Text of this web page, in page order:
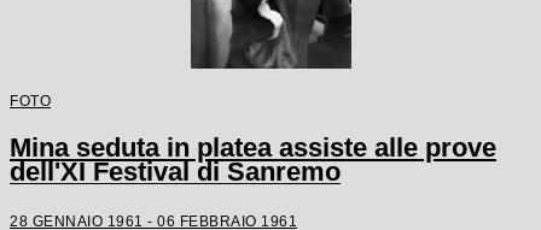
FOTO
Mina seduta in platea assiste alle prove
dell'XI Festival di Sanremo
28 GENNAIO 1961 - 06 FEBBRAIO 1961